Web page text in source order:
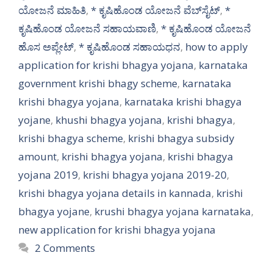
ಯೋಜನೆ ಮಾಹಿತಿ, * ಕೃಷಿಹೊಂಡ ಯೋಜನೆ ವೆಬ್‌ಸೈಟ್, *
ಕೃಷಿಹೊಂಡ ಯೋಜನೆ ಸಹಾಯವಾಣಿ, * ಕೃಷಿಹೊಂಡ ಯೋಜನೆ
ಹೊಸ ಅಪ್ಲೇಟ್, * ಕೃಷಿಹೊಂಡ ಸಹಾಯಧನ, how to apply
application for krishi bhagya yojana, karnataka
government krishi bhagy scheme, karnataka
krishi bhagya yojana, karnataka krishi bhagya
yojane, khushi bhagya yojana, krishi bhagya,
krishi bhagya scheme, krishi bhagya subsidy
amount, krishi bhagya yojana, krishi bhagya
yojana 2019, krishi bhagya yojana 2019-20,
krishi bhagya yojana details in kannada, krishi
bhagya yojane, krushi bhagya yojana karnataka,
new application for krishi bhagya yojana
2 Comments